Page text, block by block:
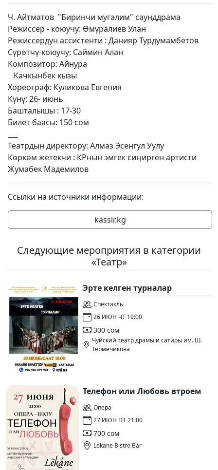
Ч. Айтматов "Биринчи мугалим" саунддрама
Режиссер - коюучу: Өмүралиев Улан
Режиссердун ассистенти : Данияр Турдумамбетов
Сүрөтчү-коюучу: Саймин Алан
Композитор: Айнура
Качкынбек кызы
Хореограф: Куликова Евгения
Күнү: 26- июнь
Башталышы : 17-30
Билет баасы: 150 сом
Театрдын директору: Алмаз Эсенгул Уулу
Көркөм жетекчи : КРнын эмгек сиңирген артисти
Жумабек Мадемилов
Ссылки на источники информации:
kassir.kg
Следующие мероприятия в категории
«Театр»
Эрте келген турналар
Спектакль
26 ИЮН ЧТ 19:00
300 сом
Чуйский театр драмы и сатиры им. Ш.
Термечикова
Телефон или Любовь втроем
Опера
27 ИЮН ПТ 21:00
700 сом
Lekane Bistro Bar